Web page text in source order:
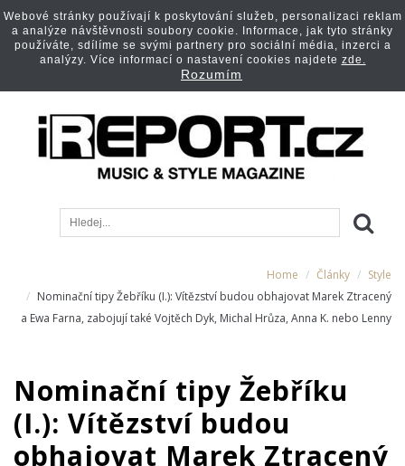
Home Články
Style
Nominační tipy Žebříku (I.): Vítězství budou obhajovat Marek Ztracený
a Ewa Farna, zabojují také Vojtěch Dyk, Michal Hrůza, Anna K. nebo Lenny
Nominační tipy Žebříku
(I.): Vítězství budou
obhajovat Marek Ztracený
Webové stránky používají k poskytování služeb, personalizaci reklam
a analýze návštěvnosti soubory cookie. Informace, jak tyto stránky
používáte, sdílíme se svými partnery pro sociální média, inzerci a
analýzy. Více informací o nastavení cookies najdete zde.
Rozumím